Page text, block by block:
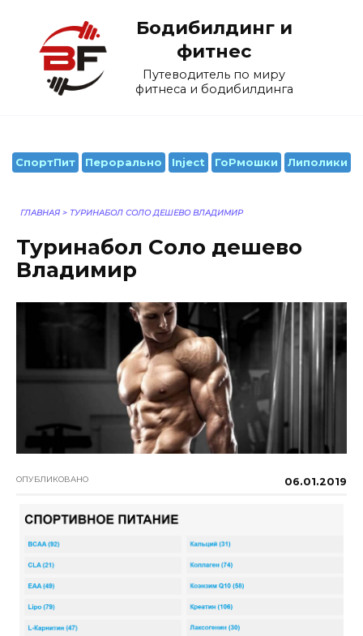
содержанию
Бодибилдинг и
фитнес
Путеводитель по миру
фитнеса и бодибилдинга
СпортПит Перорально Inject ГоРмошки Липолики
ГЛАВНАЯ > ТУРИНАБОЛ СОЛО ДЕШЕВО ВЛАДИМИР
Туринабол Соло дешево
Владимир
ОПУБЛИКОВАНО 06.01.2019